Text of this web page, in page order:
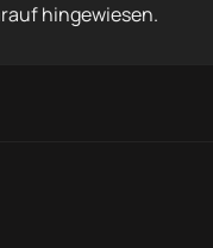
hingewiesen.